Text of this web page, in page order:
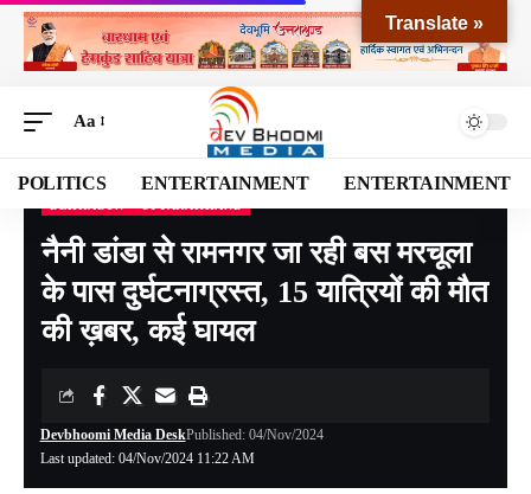
Aa
POLITICS ENTERTAINMENT ENTERTAINMENT
Devbhoomi Media>Blog>NATIONAL >UTTARAKHAND>DEHRADUN
नैनी डांडा से रामनगर जा रही बस मरचूला
के पास दुर्घटनाग्रस्त, 15 यात्रियों की मौत
की ख़बर, कई घायल
Last updated: 04/Nov/2024 11:22 AM
Devbhoomi Media DeskPublished: 04/Nov/2024
Translate »